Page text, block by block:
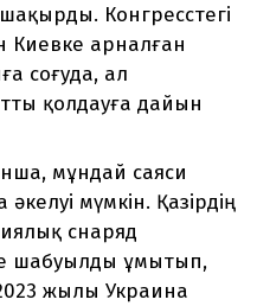
Конгресстегі
Киевке арналған
соғуда, ал
қолдауға дайын
мұндай саяси
мүмкін. Қазірдің
снаряд
шабуылды ұмытып,
жылы Украина